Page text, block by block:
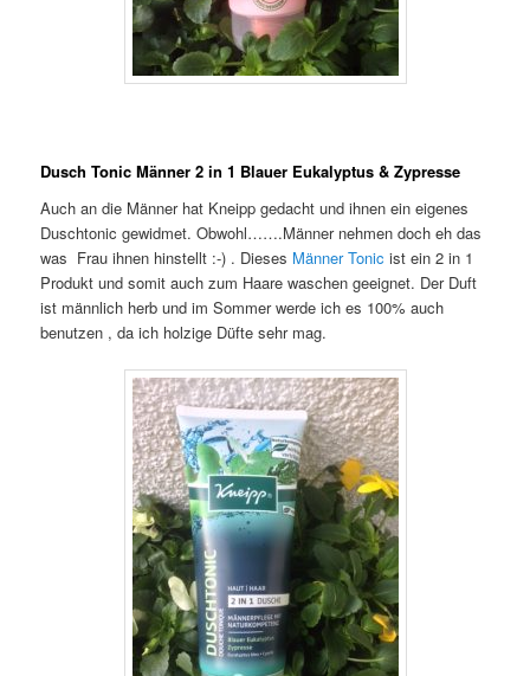
Dusch Tonic Männer 2 in 1 Blauer Eukalyptus & Zypresse
Auch an die Männer hat Kneipp gedacht und ihnen ein eigenes
Duschtonic gewidmet. Obwohl…….Männer nehmen doch eh das
was Frau ihnen hinstellt :-) . Dieses Männer Tonic ist ein 2 in 1
Produkt und somit auch zum Haare waschen geeignet. Der Duft
ist männlich herb und im Sommer werde ich es 100% auch
benutzen , da ich holzige Düfte sehr mag.